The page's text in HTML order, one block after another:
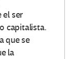
el ser
capitalista.
que se
la